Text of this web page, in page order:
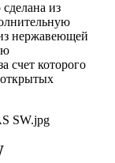
из
нержавеющей
счет которого
открытых